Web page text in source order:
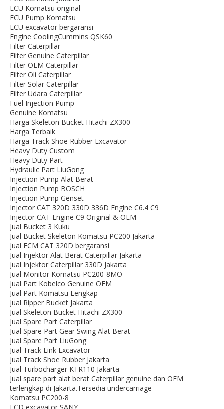
ECU Komatsu original
ECU Pump Komatsu
ECU excavator bergaransi
Engine CoolingCummins QSK60
Filter Caterpillar
Filter Genuine Caterpillar
Filter OEM Caterpillar
Filter Oli Caterpillar
Filter Solar Caterpillar
Filter Udara Caterpillar
Fuel Injection Pump
Genuine Komatsu
Harga Skeleton Bucket Hitachi ZX300
Harga Terbaik
Harga Track Shoe Rubber Excavator
Heavy Duty Custom
Heavy Duty Part
Hydraulic Part LiuGong
Injection Pump Alat Berat
Injection Pump BOSCH
Injection Pump Genset
Injector CAT 320D 330D 336D Engine C6.4 C9
Injector CAT Engine C9 Original & OEM
Jual Bucket 3 Kuku
Jual Bucket Skeleton Komatsu PC200 Jakarta
Jual ECM CAT 320D bergaransi
Jual Injektor Alat Berat Caterpillar Jakarta
Jual Injektor Caterpillar 330D Jakarta
Jual Monitor Komatsu PC200-8MO
Jual Part Kobelco Genuine OEM
Jual Part Komatsu Lengkap
Jual Ripper Bucket Jakarta
Jual Skeleton Bucket Hitachi ZX300
Jual Spare Part Caterpillar
Jual Spare Part Gear Swing Alat Berat
Jual Spare Part LiuGong
Jual Track Link Excavator
Jual Track Shoe Rubber Jakarta
Jual Turbocharger KTR110 Jakarta
Jual spare part alat berat Caterpillar genuine dan OEM
terlengkap di Jakarta.Tersedia undercarriage
Komatsu PC200-8